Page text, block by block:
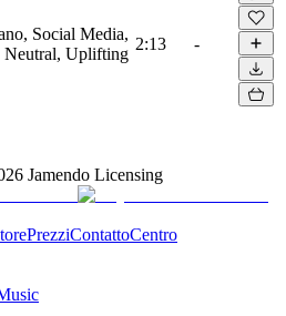
Social Media,
Neutral, Uplifting
2:13 -
Jamendo Licensing
PrezziContattoCentro